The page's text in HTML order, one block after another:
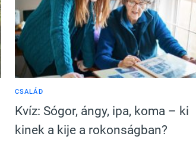
CSALÁD
Kvíz: Sógor, ángy, ipa, koma – ki
kinek a kije a rokonságban?